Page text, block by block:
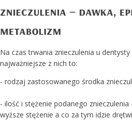
znieczulenia – dawka,
metabolizm
Na czas trwania znieczulenia u
najważniejsze z nich to:
- rodzaj zastosowanego środka
- ilość i stężenie podanego
wyższe stężenie a co za tym idzie